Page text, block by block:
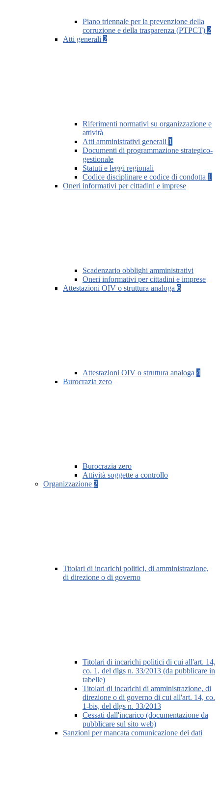
Piano triennale per la prevenzione della
corruzione e della trasparenza (PTPCT) 2
Atti generali 2
Riferimenti normativi su organizzazione e
attività
Atti amministrativi generali 1
Documenti di programmazione strategico-
gestionale
Statuti e leggi regionali
Codice disciplinare e codice di condotta 1
Oneri informativi per cittadini e imprese
Scadenzario obblighi amministrativi
Oneri informativi per cittadini e imprese
Attestazioni OIV o struttura analoga 6
Attestazioni OIV o struttura analoga 4
Burocrazia zero
Burocrazia zero
Attività soggette a controllo
Organizzazione 2
Titolari di incarichi politici, di amministrazione,
di direzione o di governo
Titolari di incarichi politici di cui all'art. 14,
co. 1, del dlgs n. 33/2013 (da pubblicare in
tabelle)
Titolari di incarichi di amministrazione, di
direzione o di governo di cui all'art. 14, co.
1-bis, del dlgs n. 33/2013
Cessati dall'incarico (documentazione da
pubblicare sul sito web)
Sanzioni per mancata comunicazione dei dati